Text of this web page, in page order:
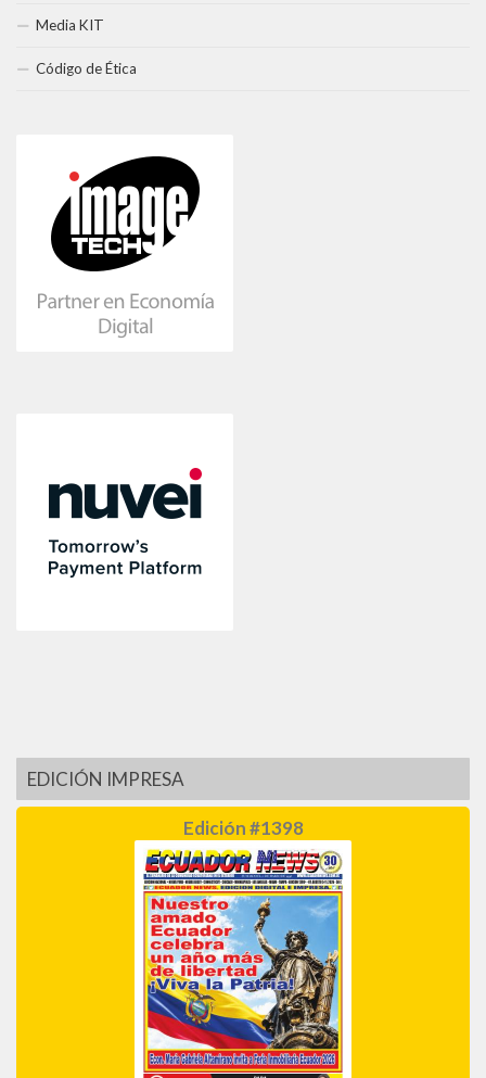
Media KIT
Código de Ética
EDICIÓN IMPRESA
Edición #1398